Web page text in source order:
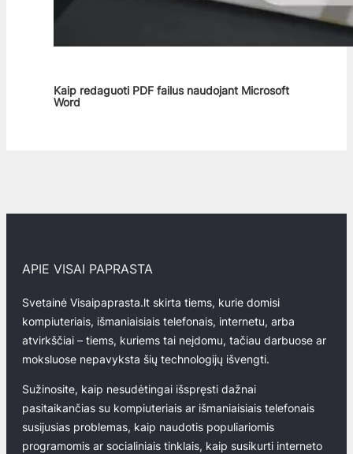
Kaip redaguoti PDF failus naudojant Microsoft
Word
APIE VISAI PAPRASTA
Svetainė Visaipaprasta.lt skirta tiems, kurie domisi
kompiuteriais, išmaniaisiais telefonais, internetu, arba
atvirkščiai – tiems, kuriems tai neįdomu, tačiau darbuose ar
moksluose nepavyksta šių technologijų išvengti.
Sužinosite, kaip nesudėtingai išspręsti dažnai
pasitaikančias su kompiuteriais ar išmaniaisiais telefonais
susijusias problemas, kaip naudotis populiariomis
programomis ar socialiniais tinklais, kaip susikurti interneto